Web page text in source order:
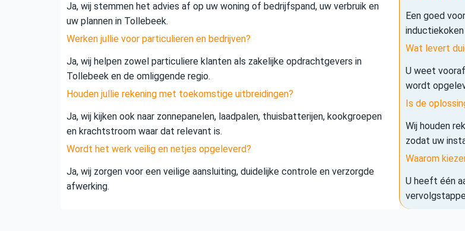
Ja, wij stemmen het advies af op uw woning of bedrijfspand, uw verbruik en
uw plannen in Tollebeek.
Werken jullie voor particulieren en bedrijven?
Ja, wij helpen zowel particuliere klanten als zakelijke opdrachtgevers in
Tollebeek en de omliggende regio.
Houden jullie rekening met toekomstige uitbreidingen?
Ja, wij kijken ook naar zonnepanelen, laadpalen, thuisbatterijen, kookgroepen
en krachtstroom waar dat relevant is.
Wordt het werk veilig en netjes opgeleverd?
Ja, wij zorgen voor een veilige aansluiting, duidelijke controle en verzorgde
afwerking.
Een goed
Wat levert
U weet
wordt
Is de
Wij houden
zodat uw
Waarom
U heeft één